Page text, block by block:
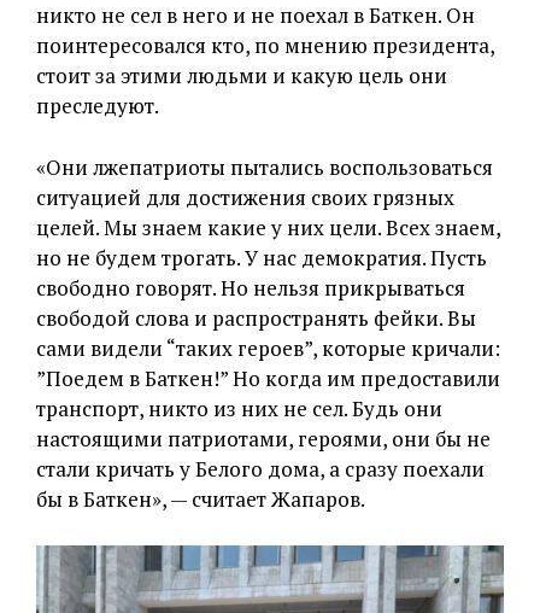
никто не сел в него и не поехал в Баткен. Он
поинтересовался кто, по мнению президента,
стоит за этими людьми и какую цель они
преследуют.
«Они лжепатриоты пытались воспользоваться
ситуацией для достижения своих грязных
целей. Мы знаем какие у них цели. Всех знаем,
но не будем трогать. У нас демократия. Пусть
свободно говорят. Но нельзя прикрываться
свободой слова и распространять фейки. Вы
сами видели “таких героев”, которые кричали:
”Поедем в Баткен!” Но когда им предоставили
транспорт, никто из них не сел. Будь они
настоящими патриотами, героями, они бы не
стали кричать у Белого дома, а сразу поехали
бы в Баткен», — считает Жапаров.